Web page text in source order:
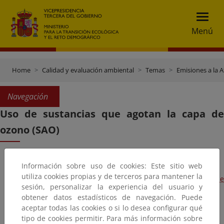
Menú
Home Calidad y evaluación ambiental Temas Emisiones a la
Navegación
Uso de sustancias que agotan la capa de
ozono (SAO)
Normativa relativa a sustancias agotadoras de la capa de
ozono (SAO)
Información sobre uso de cookies: Este sitio web
utiliza cookies propias y de terceros para mantener la
sesión, personalizar la experiencia del usuario y
obtener datos estadísticos de navegación. Puede
aceptar todas las cookies o si lo desea configurar qué
tipo de cookies permitir. Para más información sobre